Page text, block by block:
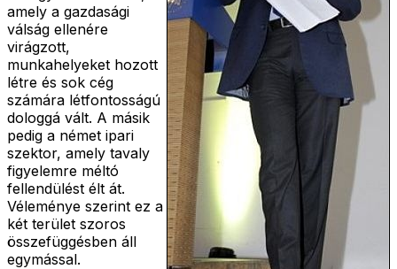
amely a gazdasági
válság ellenére
virágzott,
munkahelyeket hozott
létre és sok cég
számára létfontosságú
dologgá vált. A másik
pedig a német ipari
szektor, amely tavaly
figyelemre méltó
fellendülést élt át.
Véleménye szerint ez a
két terület szoros
összefüggésben áll
egymással.